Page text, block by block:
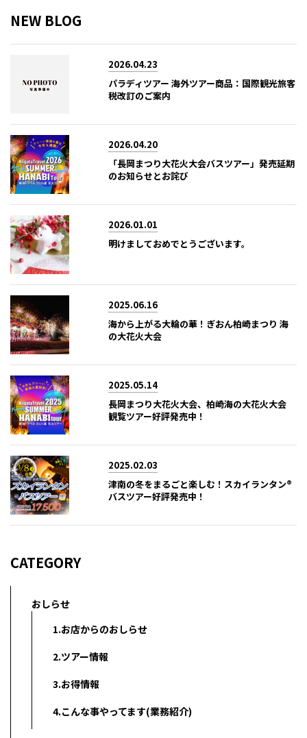
NEW BLOG
2026.04.23
パラディツアー 海外ツアー商品：国際観光旅客
税改訂のご案内
2026.04.20
「長岡まつり大花火大会バスツアー」発売延期
のお知らせとお詫び
2026.01.01
明けましておめでとうございます。
2025.06.16
海から上がる大輪の華！ぎおん柏崎まつり 海
の大花火大会
2025.05.14
長岡まつり大花火大会、柏崎海の大花火大会
観覧ツアー好評発売中！
2025.02.03
津南の冬をまるごと楽しむ！スカイランタン®
バスツアー好評発売中！
CATEGORY
おしらせ
1.お店からのおしらせ
2.ツアー情報
3.お得情報
4.こんな事やってます(業務紹介)